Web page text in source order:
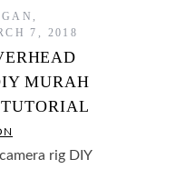
,
7, 2018
MURAH
rig DIY